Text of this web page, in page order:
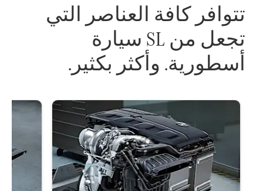
تتوافر كافة العناصر التي
تجعل من SL سيارة
أسطورية. وأكثر بكثير.